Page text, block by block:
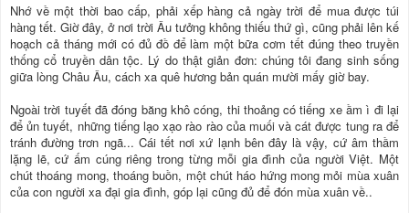
Nhớ về một thời bao cấp, phải xếp hàng cả ngày trời để mua được túi
hàng tết. Giờ đây, ở nơi trời Âu tưởng không thiếu thứ gì, cũng phải lên kế
hoạch cả tháng mới có đủ đồ để làm một bữa cơm tết đúng theo truyền
thống cổ truyền dân tộc. Lý do thật giản đơn: chúng tôi đang sinh sống
giữa lòng Châu Âu, cách xa quê hương bản quán mười mấy giờ bay.
Ngoài trời tuyết đã đóng băng khô cóng, thi thoảng có tiếng xe ầm ì đi lại
để ủn tuyết, những tiếng lạo xạo rào rào của muối và cát được tung ra để
tránh đường trơn ngã... Cái tết nơi xứ lạnh bên đây là vậy, cứ âm thầm
lặng lẽ, cứ ấm cúng riêng trong từng mỗi gia đình của người Việt. Một
chút thoáng mong, thoáng buồn, một chút háo hứng mong mỏi mùa xuân
của con người xa đại gia đình, góp lại cũng đủ để đón mùa xuân về..